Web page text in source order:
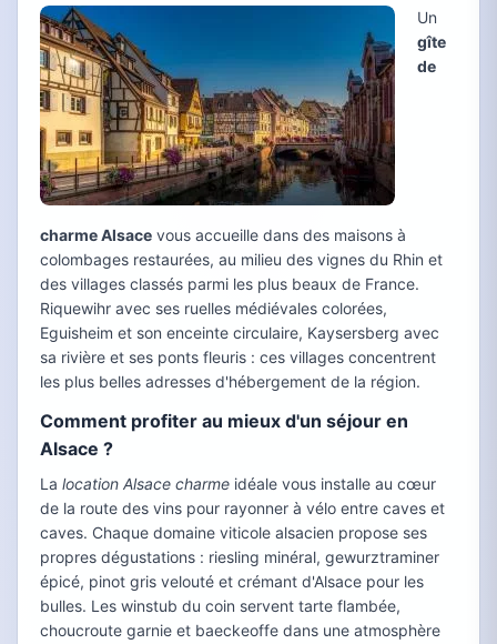
Un
gîte
de
charme Alsace vous accueille dans des maisons à
colombages restaurées, au milieu des vignes du Rhin et
des villages classés parmi les plus beaux de France.
Riquewihr avec ses ruelles médiévales colorées,
Eguisheim et son enceinte circulaire, Kaysersberg avec
sa rivière et ses ponts fleuris : ces villages concentrent
les plus belles adresses d'hébergement de la région.
Comment profiter au mieux d'un séjour en
Alsace ?
La location Alsace charme idéale vous installe au cœur
de la route des vins pour rayonner à vélo entre caves et
caves. Chaque domaine viticole alsacien propose ses
propres dégustations : riesling minéral, gewurztraminer
épicé, pinot gris velouté et crémant d'Alsace pour les
bulles. Les winstub du coin servent tarte flambée,
choucroute garnie et baeckeoffe dans une atmosphère